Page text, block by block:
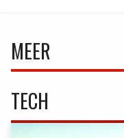
MEER
TECH